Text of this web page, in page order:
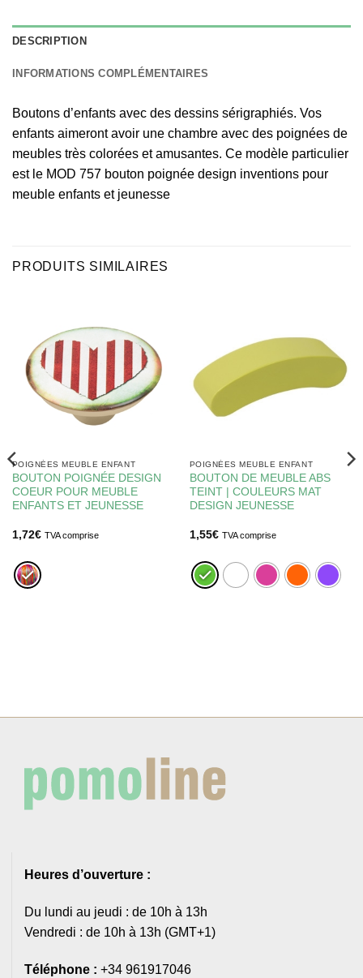
DESCRIPTION
INFORMATIONS COMPLÉMENTAIRES
Boutons d’enfants avec des dessins sérigraphiés. Vos
enfants aimeront avoir une chambre avec des poignées de
meubles très colorées et amusantes. Ce modèle particulier
est le MOD 757 bouton poignée design inventions pour
meuble enfants et jeunesse
PRODUITS SIMILAIRES
POIGNÉES MEUBLE ENFANT
BOUTON POIGNÉE DESIGN
COEUR POUR MEUBLE
ENFANTS ET JEUNESSE
1,72€ TVA comprise
POIGNÉES MEUBLE ENFANT
BOUTON DE MEUBLE ABS
TEINT | COULEURS MAT
DESIGN JEUNESSE
1,55€ TVA comprise
Heures d’ouverture :
Du lundi au jeudi : de 10h à 13h
Vendredi : de 10h à 13h (GMT+1)
Téléphone : +34 961917046